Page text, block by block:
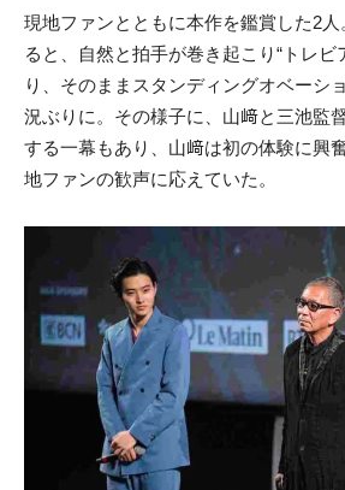
現地ファンとともに本作を鑑賞した2
ると、自然と拍手が巻き起こり“トレビ
り、そのままスタンディングオベーシ
況ぶりに。その様子に、山﨑と三池監
する一幕もあり、山﨑は初の体験に興
地ファンの歓声に応えていた。